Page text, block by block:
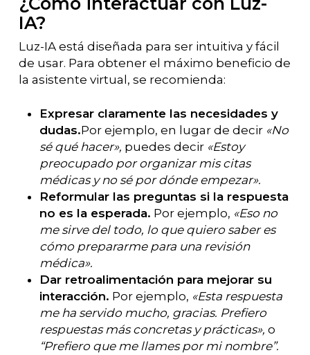
IA?
Luz-IA está diseñada para ser intuitiva y fácil
de usar. Para obtener el máximo beneficio de
la asistente virtual, se recomienda:
Expresar claramente las necesidades y
dudas.Por ejemplo, en lugar de decir«No
sé qué hacer», puedes decir«Estoy
preocupado por organizar mis citas
médicas y no sé por dónde empezar».
Reformular las preguntas si la respuesta
no es la esperada. Por ejemplo, «Eso no
me sirve del todo, lo que quiero saber es
cómo prepararme para una revisión
médica».
Dar retroalimentación para mejorar su
interacción. Por ejemplo, «Esta respuesta
me ha servido mucho, gracias. Prefiero
respuestas más concretas y prácticas», o
“Prefiero que me llames por mi nombre”.